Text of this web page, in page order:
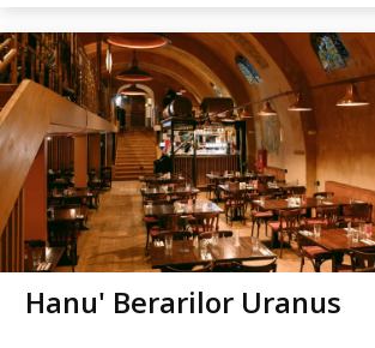
Hanu' Berarilor Uranus